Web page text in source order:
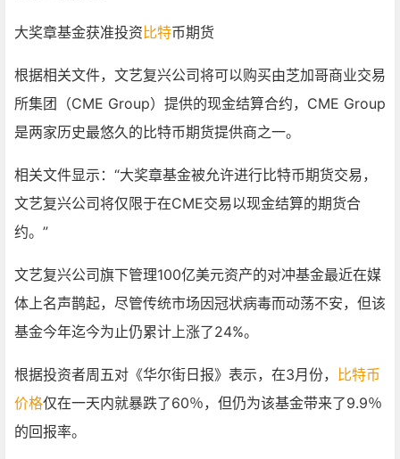
大奖章基金获准投资 比特币期货
根据相关文件，文艺复兴公司将可以购买由芝加哥商业交易
所集团（CME Group）提供的现金结算合约，CME Group
是两家历史最悠久的比特币期货提供商之一。
相关文件显示：“大奖章基金被允许进行比特币期货交易，
文艺复兴公司将仅限于在CME交易以现金结算的期货合
约。”
文艺复兴公司旗下管理100亿美元资产的对冲基金最近在媒
体上名声鹊起，尽管传统市场因冠状病毒而动荡不安，但该
基金今年迄今为止仍累计上涨了24%。
根据投资者周五对《华尔街日报》表示，在3月份，
比特币
价格仅在一天内就暴跌了60％，但仍为该基金带来了9.9％
的回报率。